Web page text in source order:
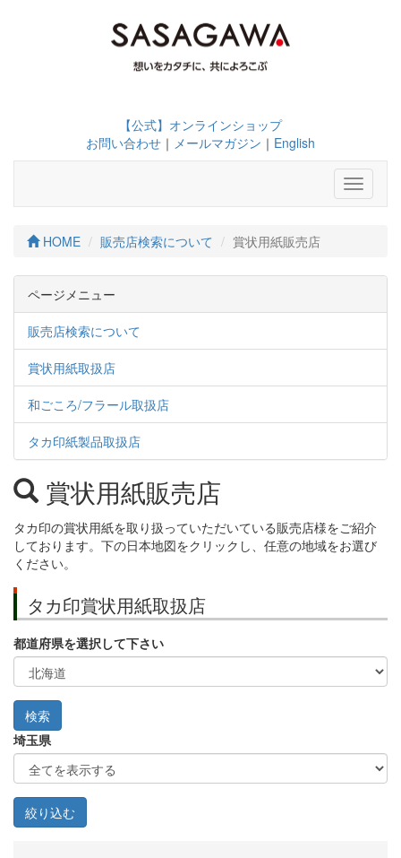
【公式】オンラインショップ
お問い合わせ ｜ メールマガジン ｜ English
Toggle
HOME 販売店検索について 賞状用紙販売店
ページメニュー
販売店検索について
賞状用紙取扱店
和ごころ/フラール取扱店
タカ印紙製品取扱店
賞状用紙販売店
タカ印の賞状用紙を取り扱っていただいている販売店様をご紹介
しております。下の日本地図をクリックし、任意の地域をお選び
ください。
タカ印賞状用紙取扱店
都道府県を選択して下さい
埼玉県